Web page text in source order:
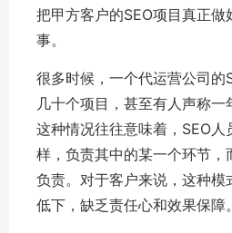
把甲方客户的SEO项目真正
事。
很多时候，一个代运营公司的
几十个项目，甚至有人声称一
这种情况往往意味着，SEO人
样，负责其中的某一个环节，
负责。对于客户来说，这种模
低下，缺乏责任心和效果保障。